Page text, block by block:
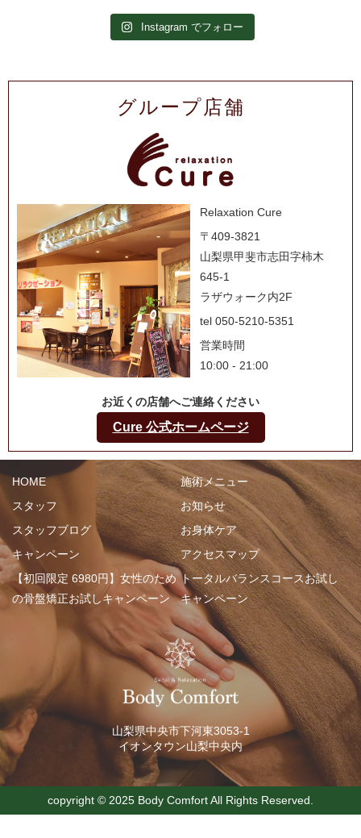
Instagram でフォロー
グループ店舗
Relaxation Cure
〒409-3821
山梨県甲斐市志田字柿木
645-1
ラザウォーク内2F
tel 050-5210-5351
営業時間
10:00 - 21:00
お近くの店舗へご連絡ください
Cure 公式ホームページ
HOME
施術メニュー
スタッフ
お知らせ
スタッフブログ
お身体ケア
キャンペーン
アクセスマップ
【初回限定 6980円】女性のため
の骨盤矯正お試しキャンペーン
トータルバランスコースお試し
キャンペーン
山梨県中央市下河東3053-1
イオンタウン山梨中央内
copyright ©︎ 2025 Body Comfort All Rights Reserved.